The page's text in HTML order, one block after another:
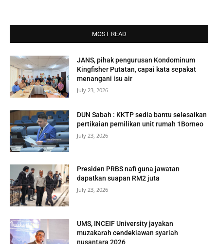
MOST READ
JANS, pihak pengurusan Kondominum
Kingfisher Putatan, capai kata sepakat
menangani isu air
July 23, 2026
DUN Sabah : KKTP sedia bantu selesaikan
pertikaian pemilikan unit rumah 1Borneo
July 23, 2026
Presiden PRBS nafi guna jawatan
dapatkan suapan RM2 juta
July 23, 2026
UMS, INCEIF University jayakan
muzakarah cendekiawan syariah
nusantara 2026